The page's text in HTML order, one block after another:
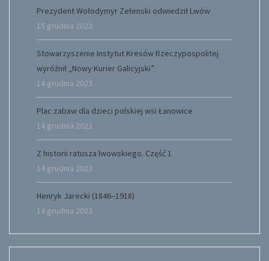
Prezydent Wołodymyr Zełenski odwiedził Lwów
15 grudnia 2023
Stowarzyszenie Instytut Kresów Rzeczypospolitej
wyróżnił „Nowy Kurier Galicyjski”
14 grudnia 2023
Plac zabaw dla dzieci polskiej wsi Łanowice
14 grudnia 2023
Z historii ratusza lwowskiego. Część 1
14 grudnia 2023
Henryk Jarecki (1846–1918)
14 grudnia 2023